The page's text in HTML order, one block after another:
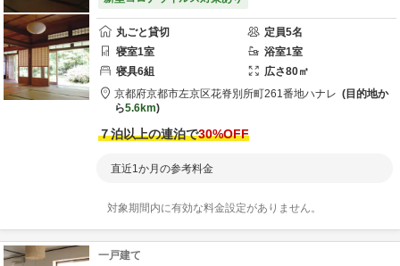
丸ごと貸切 定員5名
寝室1室 浴室1室
寝具6組 広さ80㎡
京都府京都市左京区花脊別所町261番地ハナレ
目的地か
ら5.6km
７泊以上の連泊で30%OFF
直近1か月の参考料金
対象期間内に有効な料金設定がありません。
一戸建て